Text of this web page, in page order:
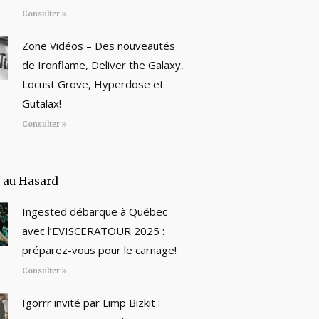
Consulter »
Zone Vidéos – Des nouveautés
de Ironflame, Deliver the Galaxy,
Locust Grove, Hyperdose et
Gutalax!
Consulter »
Hasard
Ingested débarque à Québec
avec l’EVISCERATOUR 2025 :
préparez-vous pour le carnage!
Consulter »
Igorrr invité par Limp Bizkit :